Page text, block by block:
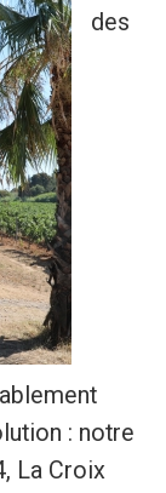
des
: notre
La Croix